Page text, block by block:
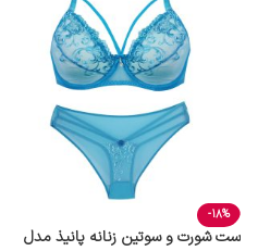
-18%
ست شورت و سوتین زنانه پانیذ مدل